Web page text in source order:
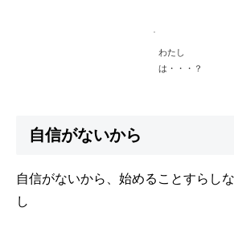
わたし
は・・・？
自信がないから
自信がないから、始めることすらし
し